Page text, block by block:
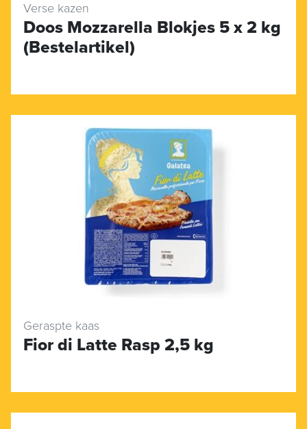
Verse kazen
Doos Mozzarella Blokjes 5 x 2 kg
(Bestelartikel)
Geraspte kaas
Fior di Latte Rasp 2,5 kg